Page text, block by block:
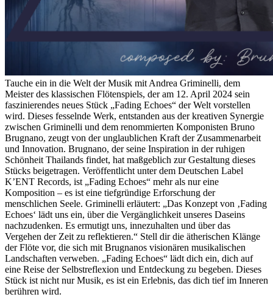
Tauche ein in die Welt der Musik mit Andrea Griminelli, dem
Meister des klassischen Flötenspiels, der am 12. April 2024 sein
faszinierendes neues Stück „Fading Echoes“ der Welt vorstellen
wird. Dieses fesselnde Werk, entstanden aus der kreativen Synergie
zwischen Griminelli und dem renommierten Komponisten Bruno
Brugnano, zeugt von der unglaublichen Kraft der Zusammenarbeit
und Innovation. Brugnano, der seine Inspiration in der ruhigen
Schönheit Thailands findet, hat maßgeblich zur Gestaltung dieses
Stücks beigetragen. Veröffentlicht unter dem Deutschen Label
K’ENT Records, ist „Fading Echoes“ mehr als nur eine
Komposition – es ist eine tiefgründige Erforschung der
menschlichen Seele. Griminelli erläutert: „Das Konzept von ‚Fading
Echoes‘ lädt uns ein, über die Vergänglichkeit unseres Daseins
nachzudenken. Es ermutigt uns, innezuhalten und über das
Vergehen der Zeit zu reflektieren.“ Stell dir die ätherischen Klänge
der Flöte vor, die sich mit Brugnanos visionären musikalischen
Landschaften verweben. „Fading Echoes“ lädt dich ein, dich auf
eine Reise der Selbstreflexion und Entdeckung zu begeben. Dieses
Stück ist nicht nur Musik, es ist ein Erlebnis, das dich tief im Inneren
berühren wird.